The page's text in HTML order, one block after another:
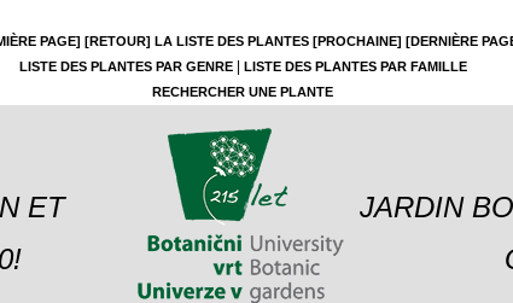
PAGE] [RETOUR] LA LISTE DES PLANTES [PROCHAINE] [DERNIÈRE
LISTE DES PLANTES PAR GENRE|
LISTE DES PLANTES PAR FAMILLE
RECHERCHER UNE PLANTE
ET
JARDIN